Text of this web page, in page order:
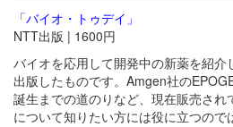
「バイオ・トゥデイ」
NTT出版 | 1600円
バイオを応用して開発中の新薬を紹
出版したものです。Amgen社の
誕生までの道のりなど、現在販売され
について知りたい方には役に立つので